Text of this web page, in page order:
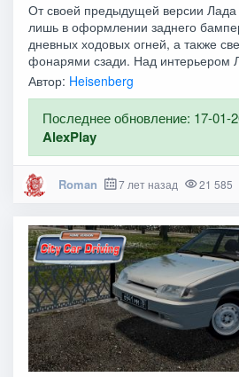
От своей предыдущей версии Лада
лишь в оформлении заднего
дневных ходовых огней, а также
фонарями сзади. Над интерьером
(рестайлинг
Автор: Heisenberg
Последнее обновление: 17-01-
AlexPlay
Roman 7 лет назад 21 585